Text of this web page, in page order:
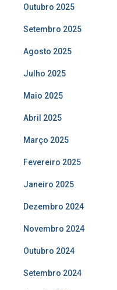
Outubro 2025
Setembro 2025
Agosto 2025
Julho 2025
Maio 2025
Abril 2025
Março 2025
Fevereiro 2025
Janeiro 2025
Dezembro 2024
Novembro 2024
Outubro 2024
Setembro 2024